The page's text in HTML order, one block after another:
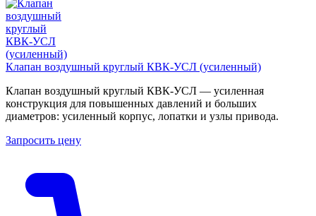
Клапан воздушный круглый КВК-УСЛ (усиленный)
Клапан воздушный круглый КВК-УСЛ — усиленная
конструкция для повышенных давлений и больших
диаметров: усиленный корпус, лопатки и узлы привода.
Запросить цену